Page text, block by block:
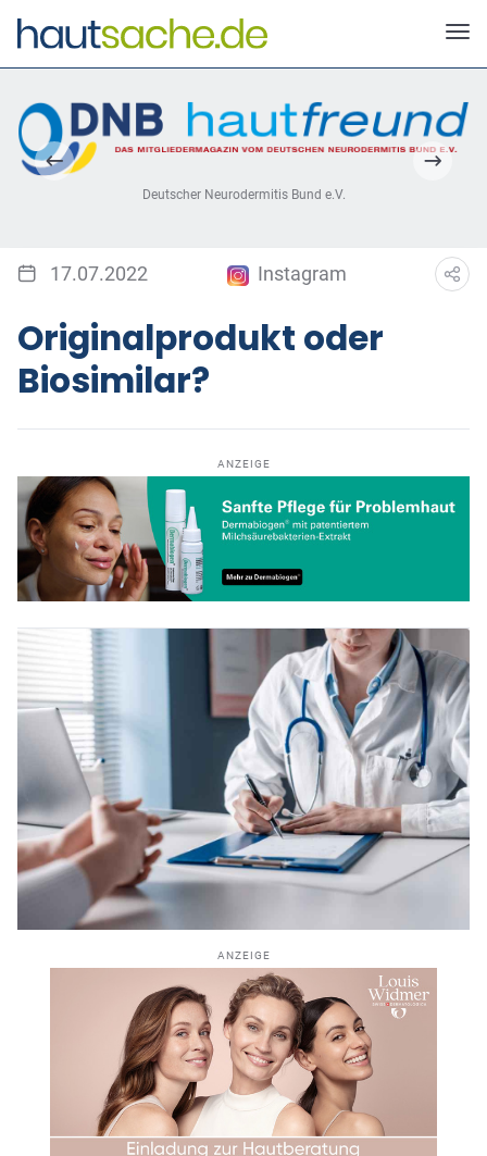
Deutscher Neurodermitis Bund e.V.
17.07.2022 Instagram
Originalprodukt oder
Biosimilar?
ANZEIGE
ANZEIGE